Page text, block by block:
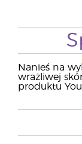
Nanieś na
wrażliwej
produktu